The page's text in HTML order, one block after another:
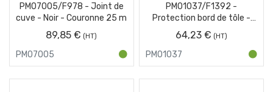
PM07005/F978 - Joint de
cuve - Noir - Couronne 25 m
89,85 €
PM07005
PM01037/F1392 -
Protection bord de tôle -
Noir - Couronne 25 m
64,23 €
PM01037